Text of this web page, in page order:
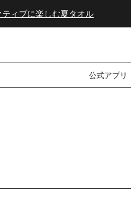
ィブに楽しむ夏タオル
公式アプリ